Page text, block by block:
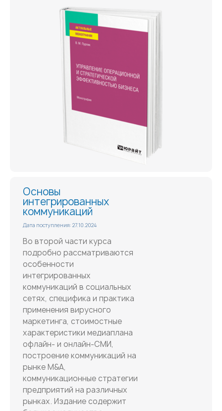
Основы
интегрированных
коммуникаций
Дата поступления: 27.10.2024
Во второй части курса
подробно рассматриваются
особенности
интегрированных
коммуникаций в социальных
сетях, специфика и практика
применения вирусного
маркетинга, стоимостные
характеристики медиаплана
офлайн- и онлайн-СМИ,
построение коммуникаций на
рынке M&A,
коммуникационные стратегии
предприятий на различных
рынках. Издание содержит